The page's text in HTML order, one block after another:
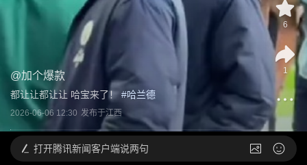
@加个爆款
都让让都让让 哈宝来了！ #哈兰德
2026-06-06 12:30 发布于江西
6
1
打开腾讯新闻客户端说两句